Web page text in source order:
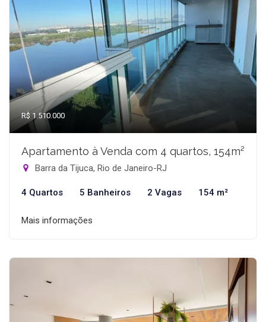
R$ 1.510.000
Apartamento à Venda com 4 quartos, 154m²
Barra da Tijuca, Rio de Janeiro-RJ
4 Quartos 5 Banheiros 2 Vagas 154 m²
Mais informações